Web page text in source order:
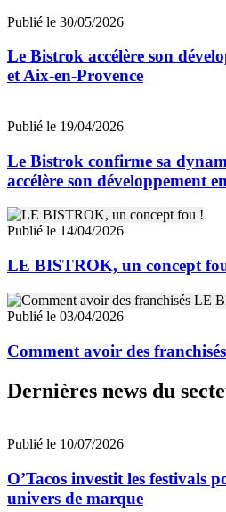
Publié le 30/05/2026
Le Bistrok accélère son
et Aix-en-Provence
Publié le 19/04/2026
Le Bistrok confirme sa
accélère son développement
Publié le 14/04/2026
LE BISTROK, un concept
Publié le 03/04/2026
Comment avoir des
Dernières news du
Publié le 10/07/2026
O’Tacos investit les festivals
univers de marque